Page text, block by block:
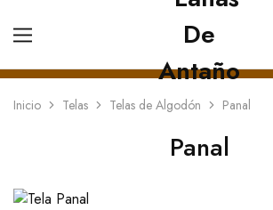
Inicio Telas Telas de Algodón Panal
Panal